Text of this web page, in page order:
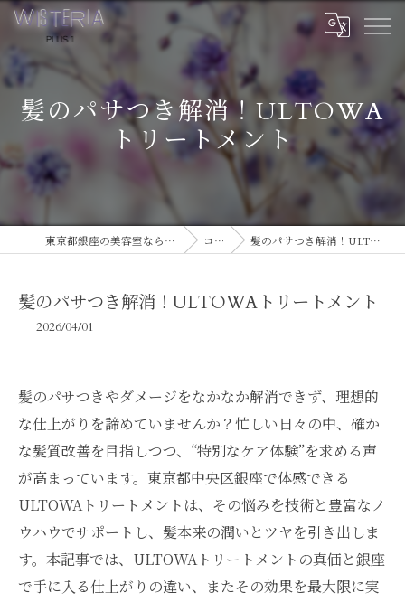
髪のパサつき解消！ULTOWA
トリートメント
東京都銀座の美容室ならWISTERIA PLUS 1 コラム 髪のパサつき解消！ULTOWAトリートメント
髪のパサつき解消！ULTOWAトリートメント
2026/04/01
髪のパサつきやダメージをなかなか解消できず、理想的
な仕上がりを諦めていませんか？忙しい日々の中、確か
な髪質改善を目指しつつ、“特別なケア体験”を求める声
が高まっています。東京都中央区銀座で体感できる
ULTOWAトリートメントは、その悩みを技術と豊富なノ
ウハウでサポートし、髪本来の潤いとツヤを引き出しま
す。本記事では、ULTOWAトリートメントの真価と銀座
で手に入る仕上がりの違い、またその効果を最大限に実